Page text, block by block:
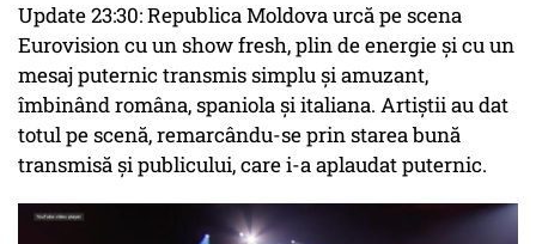
Update 23:30: Republica Moldova urcă pe scena
Eurovision cu un show fresh, plin de energie și cu un
mesaj puternic transmis simplu și amuzant,
îmbinând româna, spaniola și italiana. Artiștii au dat
totul pe scenă, remarcându-se prin starea bună
transmisă și publicului, care i-a aplaudat puternic.